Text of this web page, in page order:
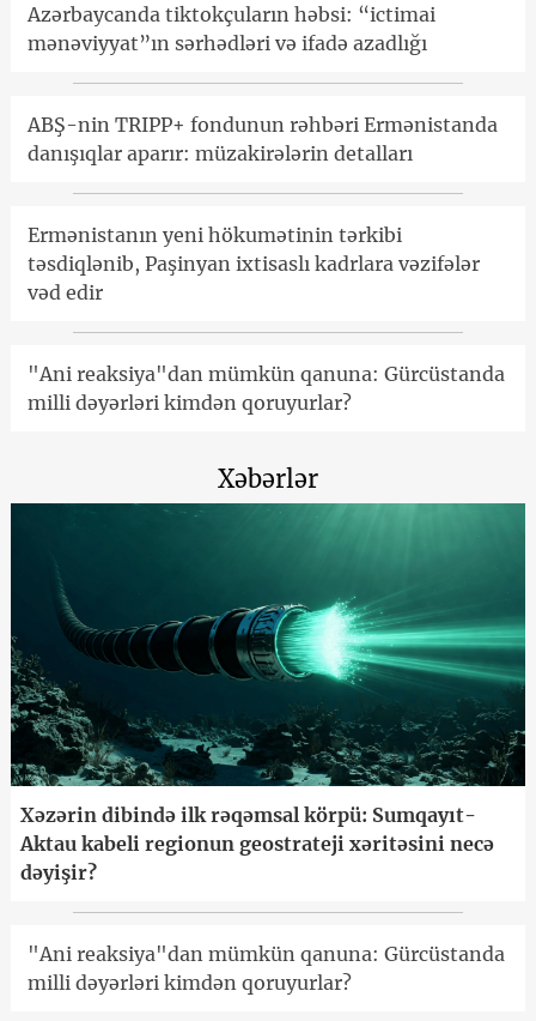
Azərbaycanda tiktokçuların həbsi: “ictimai
mənəviyyat”ın sərhədləri və ifadə azadlığı
ABŞ-nin TRIPP+ fondunun rəhbəri Ermənistanda
danışıqlar aparır: müzakirələrin detalları
Ermənistanın yeni hökumətinin tərkibi
təsdiqlənib, Paşinyan ixtisaslı kadrlara vəzifələr
vəd edir
"Ani reaksiya"dan mümkün qanuna: Gürcüstanda
milli dəyərləri kimdən qoruyurlar?
Xəbərlər
Xəzərin dibində ilk rəqəmsal körpü: Sumqayıt-
Aktau kabeli regionun geostrateji xəritəsini necə
dəyişir?
"Ani reaksiya"dan mümkün qanuna: Gürcüstanda
milli dəyərləri kimdən qoruyurlar?